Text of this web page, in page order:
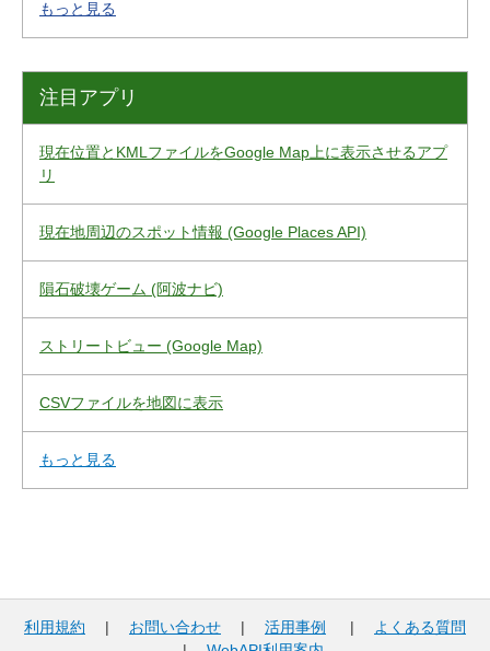
もっと見る
注目アプリ
現在位置とKMLファイルをGoogle Map上に表示させるアプ
リ
現在地周辺のスポット情報 (Google Places API)
隕石破壊ゲーム (阿波ナビ)
ストリートビュー (Google Map)
CSVファイルを地図に表示
もっと見る
利用規約 | お問い合わせ | 活用事例 |
よくある質問